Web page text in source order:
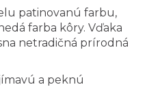
patinovanú farbu,
farba kôry. Vďaka
netradičná prírodná
a peknú